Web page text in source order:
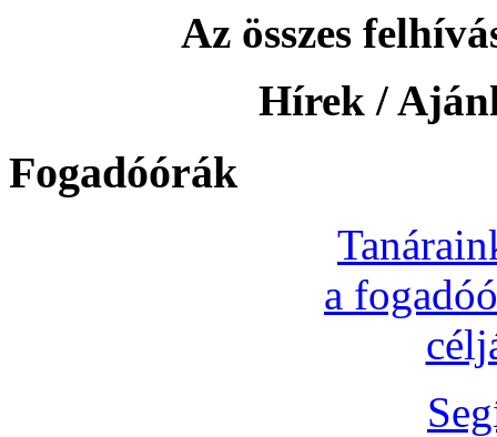
Az összes
Hírek /
Fogadóórák
a